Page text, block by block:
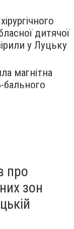
дитячої
у Луцьку
магнітна
бального
про
зон